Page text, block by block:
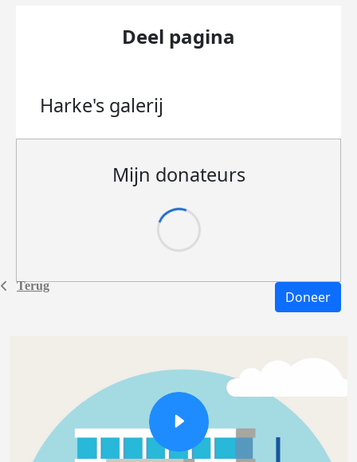
Terug
Deel pagina
Harke's galerij
Mijn donateurs
Doneer